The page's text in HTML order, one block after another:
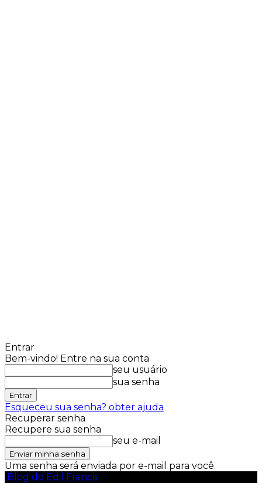
Entrar
Bem-vindo! Entre na sua conta
seu usuário
sua senha
Esqueceu sua senha? obter ajuda
Recuperar senha
Recupere sua senha
seu e-mail
Uma senha será enviada por e-mail para você.
Blog do Edil Francis